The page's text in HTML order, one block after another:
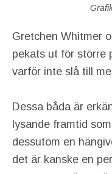
Gretchen Whitmer
pekats ut för större
varför inte slå till
Dessa båda är
lysande framtid
dessutom en
det är kanske en